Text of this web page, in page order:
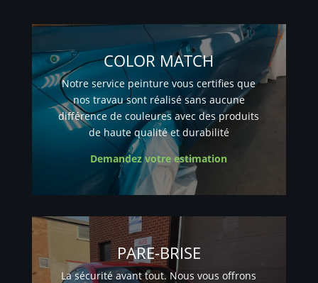
COLOR MATCH
Notre service peinture vous certifies que
nos travau sont réalisé sans aucune
différence de couleures avec des produits
de haute qualité et durabilité
Demandez votre estimation
PARE-BRISE
La sécurité avant tout. Nous vous offrons